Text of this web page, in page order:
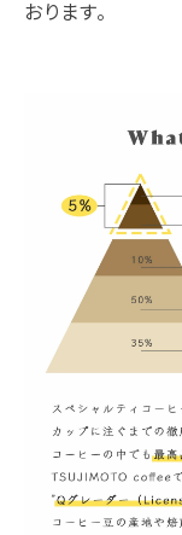
おります。